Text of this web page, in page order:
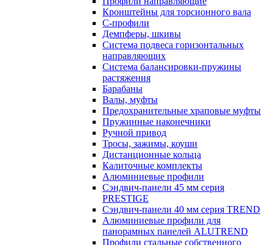
Кронштейны для торсионного вала
С-профили
Демпферы, шкивы
Система подвеса горизонтальных
направляющих
Система балансировки-пружины
растяжения
Барабаны
Валы, муфты
Предохранительные храповые муфты
Пружинные наконечники
Ручной привод
Тросы, зажимы, коуши
Дистанционные кольца
Калиточные комплекты
Алюминиевые профили
Сэндвич-панели 45 мм серия
PRESTIGE
Сэндвич-панели 40 мм серия TREND
Алюминиевые профили для
панорамных панелей ALUTREND
Профили стальные собственного